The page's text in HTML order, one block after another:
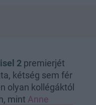
2 premierjét
kétség sem fér
olyan kollégáktól
mint Anne